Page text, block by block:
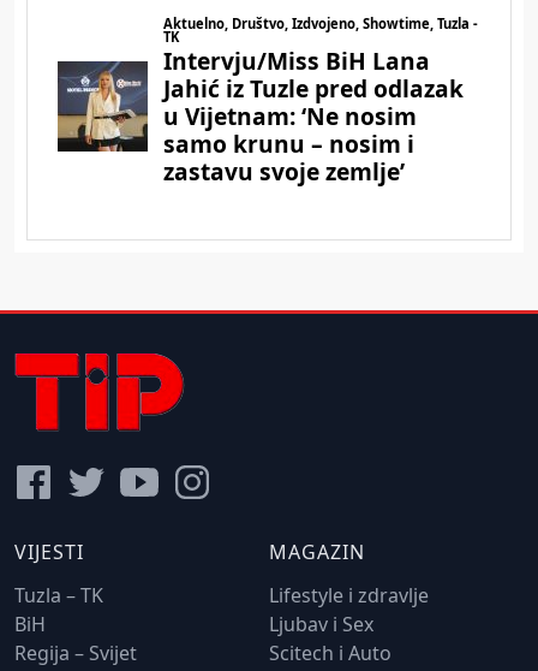
VIJESTI
Tuzla – TK
BiH
Regija – Svijet
MAGAZIN
Lifestyle i zdravlje
Ljubav i Sex
Scitech i Auto